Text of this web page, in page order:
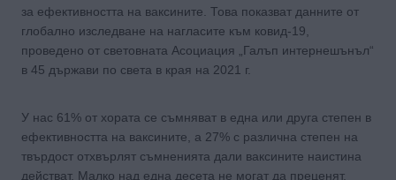
за ефективността на ваксините. Това показват данните от
глобално изследване на нагласите към ковид-19,
проведено от световната Асоциация „Галъп интернешънъл“
в 45 държави по света в края на 2021 г.
У нас 61% от хората се съмняват в една или друга степен в
ефективността на ваксините, а 27% с различна степен на
твърдост отхвърлят съмненията дали ваксините наистина
действат. Малко над една десета не могат да преценят.